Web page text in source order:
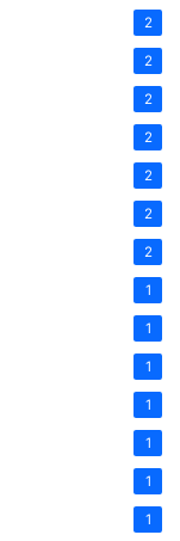
2
2
2
2
2
2
2
1
1
1
1
1
1
1